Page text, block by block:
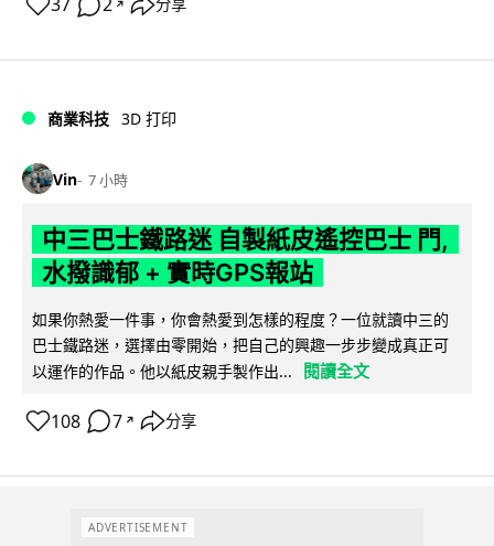
37 2 ↗ 分享
商業科技 3D 打印
Vin 7 小時
中三巴士鐵路迷 自製紙皮遙控巴士 門,
水撥識郁 + 實時GPS報站
如果你熱愛一件事，你會熱愛到怎樣的程度？一位就讀中三的
巴士鐵路迷，選擇由零開始，把自己的興趣一步步變成真正可
以運作的作品。他以紙皮親手製作出...
閱讀全文
108 7 ↗ 分享
ADVERTISEMENT